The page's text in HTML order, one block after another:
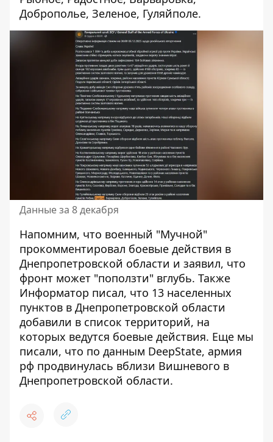
Доброполье, Зеленое, Гуляйполе.
Данные за 8 декабря
Напомним, что военный "Мучной"
прокомментировал боевые действия в
Днепропетровской области и заявил, что
фронт может "поползти" вглубь. Также
Информатор писал, что 13 населенных
пунктов в Днепропетровской области
добавили в список территорий, на
которых ведутся боевые действия. Еще мы
писали, что по данным DeepState, армия
рф продвинулась вблизи Вишневого в
Днепропетровской области.